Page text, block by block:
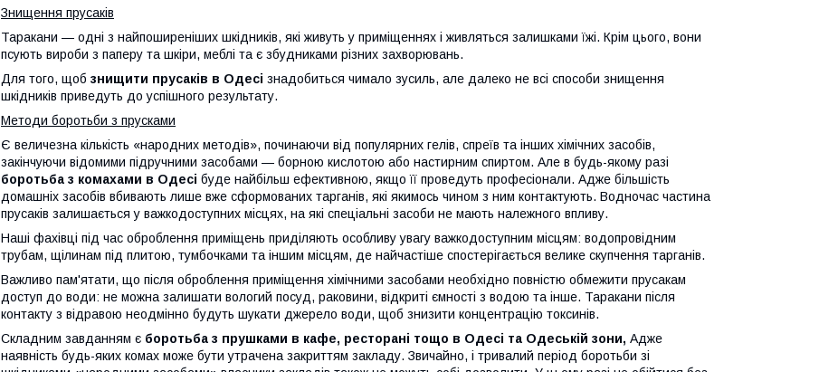
Знищення прусаків
Таракани — одні з найпоширеніших шкідників, які живуть у приміщеннях і живляться залишками їжі. Крім цього, вони
псують вироби з паперу та шкіри, меблі та є збудниками різних захворювань.
Для того, щоб знищити прусаків в Одесі знадобиться чимало зусиль, але далеко не всі способи знищення
шкідників приведуть до успішного результату.
Методи боротьби з прусками
Є величезна кількість «народних методів», починаючи від популярних гелів, спреїв та інших хімічних засобів,
закінчуючи відомими підручними засобами — борною кислотою або настирним спиртом. Але в будь-якому разі
боротьба з комахами в Одесі буде найбільш ефективною, якщо її проведуть професіонали. Адже більшість
домашніх засобів вбивають лише вже сформованих тарганів, які якимось чином з ним контактують. Водночас частина
прусаків залишається у важкодоступних місцях, на які спеціальні засоби не мають належного впливу.
Наші фахівці під час оброблення приміщень приділяють особливу увагу важкодоступним місцям: водопровідним
трубам, щілинам під плитою, тумбочками та іншим місцям, де найчастіше спостерігається велике скупчення тарганів.
Важливо пам'ятати, що після оброблення приміщення хімічними засобами необхідно повністю обмежити прусакам
доступ до води: не можна залишати вологий посуд, раковини, відкриті ємності з водою та інше. Таракани після
контакту з відравою неодмінно будуть шукати джерело води, щоб знизити концентрацію токсинів.
Складним завданням є боротьба з прушками в кафе, ресторані тощо в Одесі та Одеській зони, Адже
наявність будь-яких комах може бути утрачена закриттям закладу. Звичайно, і тривалий період боротьби зі